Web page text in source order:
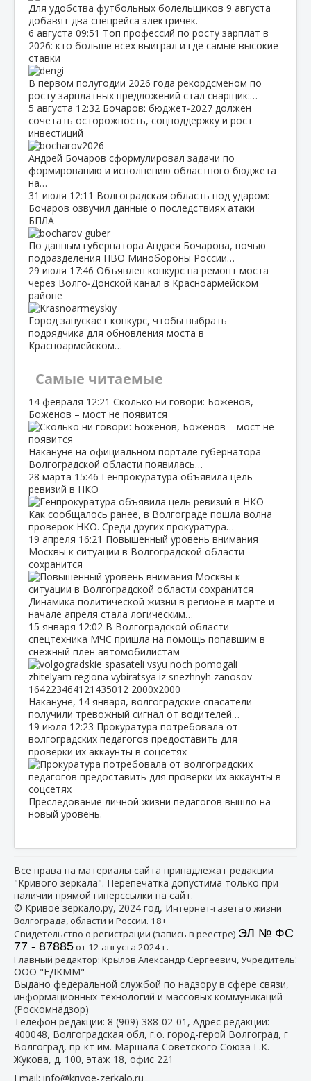
Для удобства футбольных болельщиков 9 августа
добавят два спецрейса электричек.
6 августа 09:51 Топ профессий по росту зарплат в
2026: кто больше всех выиграл и где самые высокие
ставки
В первом полугодии 2026 года рекордсменом по
росту зарплатных предложений стал сварщик:…
5 августа 12:32 Бочаров: бюджет‑2027 должен
сочетать осторожность, соцподдержку и рост
инвестиций
Андрей Бочаров сформулировал задачи по
формированию и исполнению областного бюджета
на…
31 июля 12:11 Волгоградская область под ударом:
Бочаров озвучил данные о последствиях атаки
БПЛА
По данным губернатора Андрея Бочарова, ночью
подразделения ПВО Минобороны России…
29 июля 17:46 Объявлен конкурс на ремонт моста
через Волго‑Донской канал в Красноармейском
районе
Город запускает конкурс, чтобы выбрать
подрядчика для обновления моста в
Красноармейском…
Самые читаемые
14 февраля 12:21 Сколько ни говори: Боженов,
Боженов – мост не появится
Накануне на официальном портале губернатора
Волгоградской области появилась…
28 марта 15:46 Генпрокуратура объявила цель
ревизий в НКО
Как сообщалось ранее, в Волгограде пошла волна
проверок НКО. Среди других прокуратура…
19 апреля 16:21 Повышенный уровень внимания
Москвы к ситуации в Волгоградской области
сохранится
Динамика политической жизни в регионе в марте и
начале апреля стала логическим…
15 января 12:02 В Волгоградской области
спецтехника МЧС пришла на помощь попавшим в
снежный плен автомобилистам
Накануне, 14 января, волгоградские спасатели
получили тревожный сигнал от водителей…
19 июля 12:23 Прокуратура потребовала от
волгоградских педагогов предоставить для
проверки их аккаунты в соцсетях
Преследование личной жизни педагогов вышло на
новый уровень.
Все права на материалы сайта принадлежат редакции
"Кривого зеркала". Перепечатка допустима только при
наличии прямой гиперссылки на сайт.
© Кривое зеркало.ру, 2024 год, Интернет-газета о жизни
Волгограда, области и России. 18+
Свидетельство о регистрации (запись в реестре) ЭЛ № ФС
77 - 87885от 12 августа 2024 г.
Главный редактор: Крылов Александр Сергеевич, Учредитель:
ООО "ЕДКММ"
Выдано федеральной службой по надзору в сфере связи,
информационных технологий и массовых коммуникаций
(Роскомнадзор)
Телефон редакции: 8 (909) 388-02-01 , Адрес редакции:
400048, Волгоградская обл, г.о. город-герой Волгоград, г
Волгоград, пр-кт им. Маршала Советского Союза Г.К.
Жукова, д. 100, этаж 18, офис 221
Email: info@krivoe-zerkalo.ru